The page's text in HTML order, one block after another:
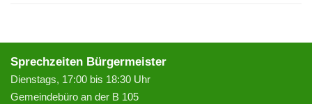
Sprechzeiten Bürgermeister
Dienstags, 17:00 bis 18:30 Uhr
Gemeindebüro an der B 105